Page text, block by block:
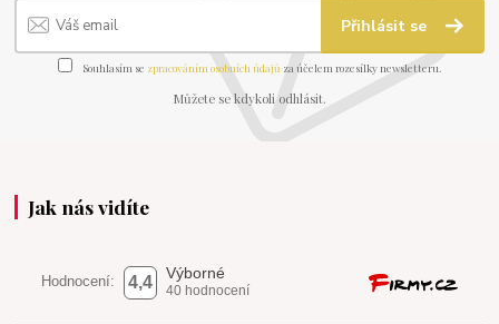
Přihlásit se
Souhlasím se zpracováním osobních údajů za účelem rozesílky newsletteru.
Můžete se kdykoli odhlásit.
Jak nás vidíte